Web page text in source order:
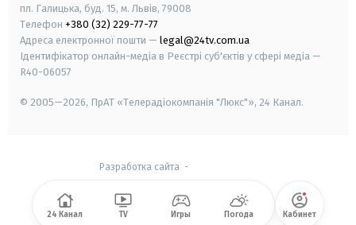
пл. Галицька, буд. 15, м. Львів, 79008
Телефон +380 (32) 229-77-77
Адреса електронної пошти — legal@24tv.com.ua
Ідентифікатор онлайн-медіа в Реєстрі суб'єктів у сфері медіа —
R40-06057
© 2005—2026, ПрАТ «Телерадіокомпанія "Люкс"», 24 Канал.
Разработка сайта -
24 Канал TV Игры Погода Кабинет